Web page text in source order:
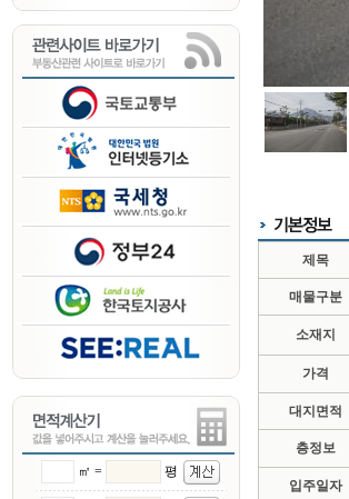
㎡ = 평
제목
매물구분
소재지
가격
대지면적
층정보
입주일자